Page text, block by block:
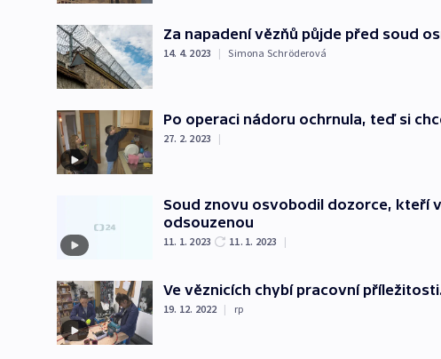
Za napadení vězňů půjde před soud
14. 4. 2023 | Simona Schröderová
Po operaci nádoru ochrnula, teď si
27. 2. 2023 |
Soud znovu osvobodil dozorce, kteří
odsouzenou
11. 1. 2023 11. 1. 2023 |
Ve věznicích chybí pracovní
19. 12. 2022 | rp